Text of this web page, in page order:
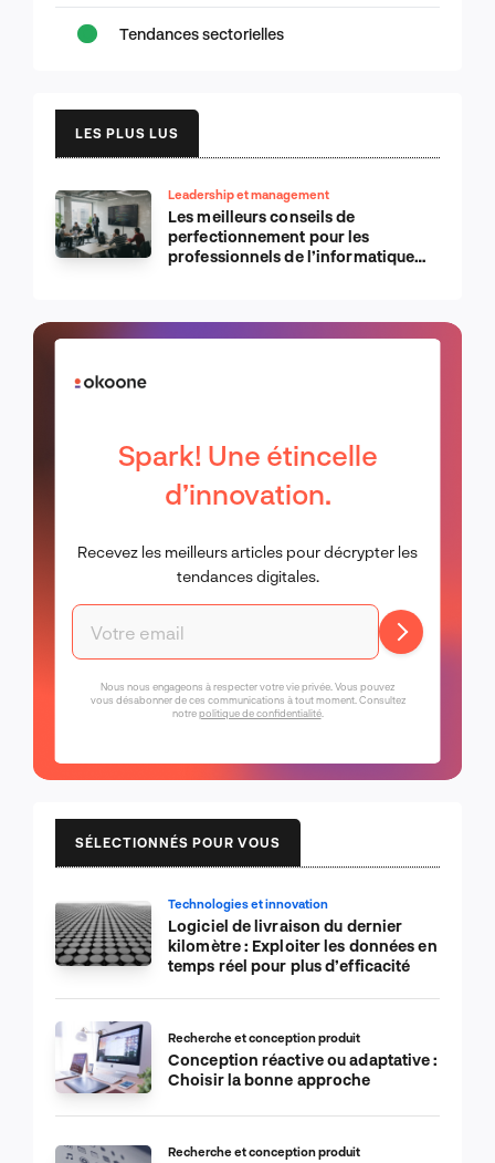
Tendances sectorielles
LES PLUS LUS
Leadership et management
Les meilleurs conseils de
perfectionnement pour les
professionnels de l’informatique
Spark! Une étincelle
d’innovation.
Recevez les meilleurs articles pour décrypter les
tendances digitales.
Nous nous engageons à respecter votre vie privée. Vous pouvez
vous désabonner de ces communications à tout moment. Consultez
notrepolitique de confidentialité.
SÉLECTIONNÉS POUR VOUS
Technologies et innovation
Logiciel de livraison du dernier
kilomètre : Exploiter les données en
temps réel pour plus d’efficacité
Recherche et conception produit
Conception réactive ou adaptative :
Choisir la bonne approche
Recherche et conception produit